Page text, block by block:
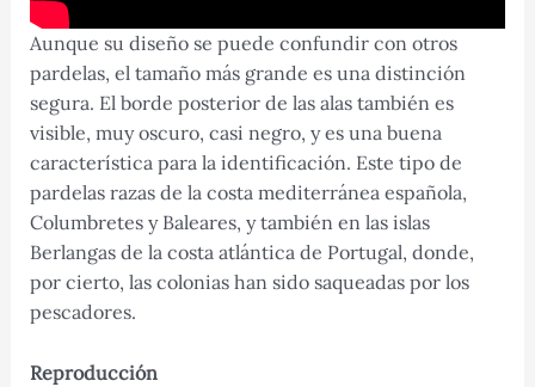
Aunque su diseño se puede confundir con otros
pardelas, el tamaño más grande es una distinción
segura. El borde posterior de las alas también es
visible, muy oscuro, casi negro, y es una buena
característica para la identificación. Este tipo de
pardelas razas de la costa mediterránea española,
Columbretes y Baleares, y también en las islas
Berlangas de la costa atlántica de Portugal, donde,
por cierto, las colonias han sido saqueadas por los
pescadores.
Reproducción